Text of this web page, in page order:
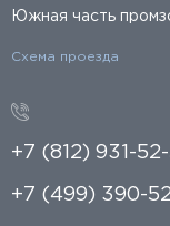
Южная часть
Схема проезда
+7 (812) 931-
+7 (499) 390-